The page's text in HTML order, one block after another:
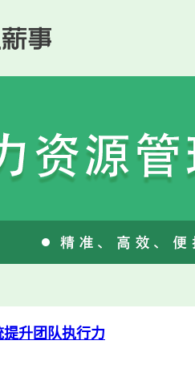
升团队执行力